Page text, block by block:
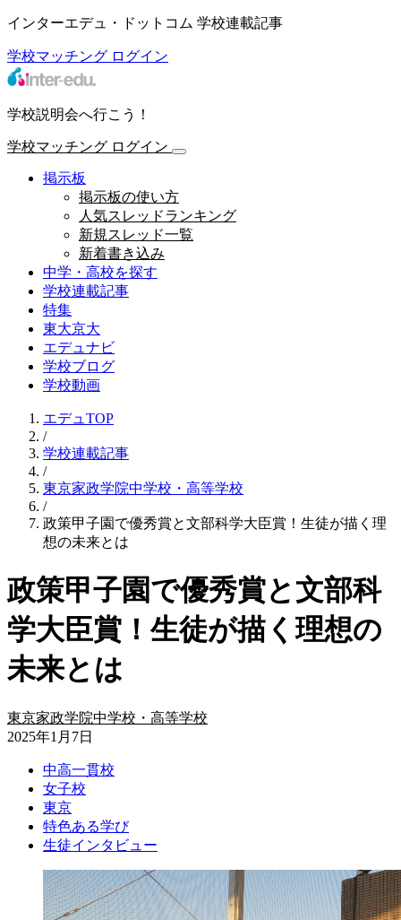
インターエデュ・ドットコム 学校連載記事
学校マッチング ログイン
学校説明会へ行こう！
学校マッチング ログイン
掲示板
掲示板の使い方
人気スレッドランキング
新規スレッド一覧
新着書き込み
中学・高校を探す
学校連載記事
特集
東大京大
エデュナビ
学校ブログ
学校動画
エデュTOP
/
学校連載記事
/
東京家政学院中学校・高等学校
/
政策甲子園で優秀賞と文部科学大臣賞！生徒が描く理
想の未来とは
政策甲子園で優秀賞と文部科
学大臣賞！生徒が描く理想の
未来とは
東京家政学院中学校・高等学校
2025年1月7日
中高一貫校
女子校
東京
特色ある学び
生徒インタビュー